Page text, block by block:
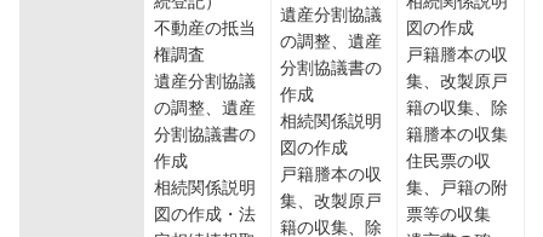
不動産の抵当
権調査
遺産分割協議
の調整、遺産
分割協議書の
作成
相続関係説明
図の作成・法
遺産分割協議
の調整、遺産
分割協議書の
作成
相続関係説明
図の作成
戸籍謄本の収
集、改製原戸
籍の収集、除
図の作成
戸籍謄本の収
集、改製原戸
籍の収集、除
籍謄本の収集
住民票の収
集、戸籍の附
票等の収集